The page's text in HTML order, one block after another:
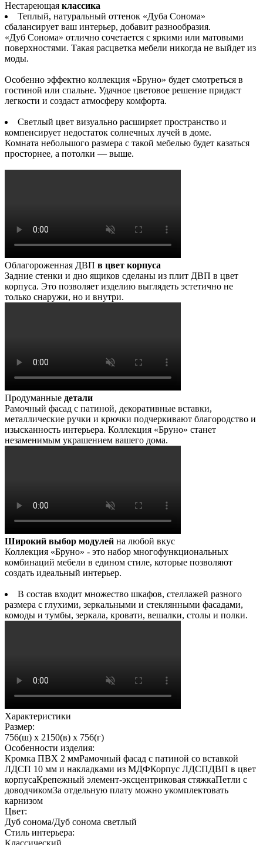
Нестареющая классика
Теплый, натуральный оттенок «Дуба Сонома»
сбалансирует ваш интерьер, добавит разнообразия.
«Дуб Сонома» отлично сочетается с яркими или матовыми
поверхностями. Такая расцветка мебели никогда не выйдет из
моды.
Особенно эффектно коллекция «Бруно» будет смотреться в
гостиной или спальне. Удачное цветовое решение придаст
легкости и создаст атмосферу комфорта.
Светлый цвет визуально расширяет пространство и
компенсирует недостаток солнечных лучей в доме.
Комната небольшого размера с такой мебелью будет казаться
просторнее, а потолки — выше.
Облагороженная ДВП в цвет корпуса
Задние стенки и дно ящиков сделаны из плит ДВП в цвет
корпуса. Это позволяет изделию выглядеть эстетично не
только снаружи, но и внутри.
Продуманные детали
Рамочный фасад с патиной, декоративные вставки,
металлические ручки и крючки подчеркивают благородство и
изысканность интерьера. Коллекция «Бруно» станет
незаменимым украшением вашего дома.
Широкий выбор модулей на любой вкус
Коллекция «Бруно» - это набор многофункциональных
комбинаций мебели в едином стиле, которые позволяют
создать идеальный интерьер.
В состав входит множество шкафов, стеллажей разного
размера с глухими, зеркальными и стеклянными фасадами,
комоды и тумбы, зеркала, кровати, вешалки, столы и полки.
Характеристики
Размер:
756(ш) x 2150(в) x 756(г)
Особенности изделия:
Кромка ПВХ 2 ммРамочный фасад с патиной со вставкой
ЛДСП 10 мм и накладками из МДФКорпус ЛДСПДВП в цвет
корпусаКрепежный элемент-эксцентриковая стяжкаПетли с
доводчикомЗа отдельную плату можно укомплектовать
карнизом
Цвет:
Дуб сонома/Дуб сонома светлый
Стиль интерьера: